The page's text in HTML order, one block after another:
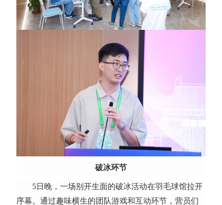
破冰环节
5日晚，一场别开生面的破冰活动在羽毛球馆拉开
序幕。通过趣味横生的团队游戏和互动环节，营员们